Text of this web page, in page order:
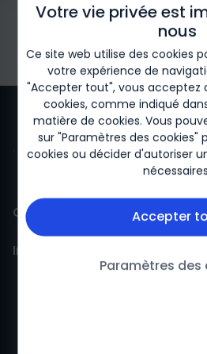
Votre vie privée est
nous
Ce site web utilise des cookies
votre expérience de
"Accepter tout", vous acceptez
cookies, comme indiqué
matière de cookies. Vous
sur "Paramètres des cookies"
cookies ou décider d'autoriser
Accepter
Paramètres des
Contact
Contact
Information